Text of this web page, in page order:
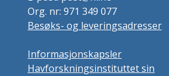
Org. nr: 971 349 077
Besøks- og leveringsadresser
Informasjonskapsler
Havforskningsinstituttet sin